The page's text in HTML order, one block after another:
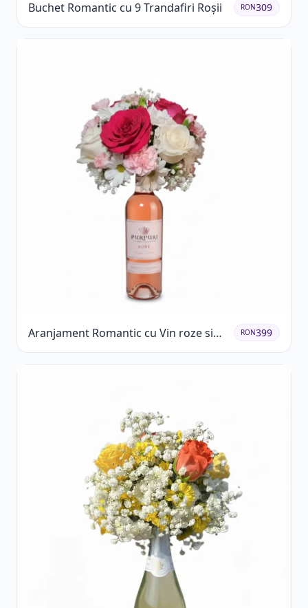
Buchet Romantic cu 9 Trandafiri Roșii RON309
Aranjament Romantic cu Vin roze si
Flori pastel
RON399